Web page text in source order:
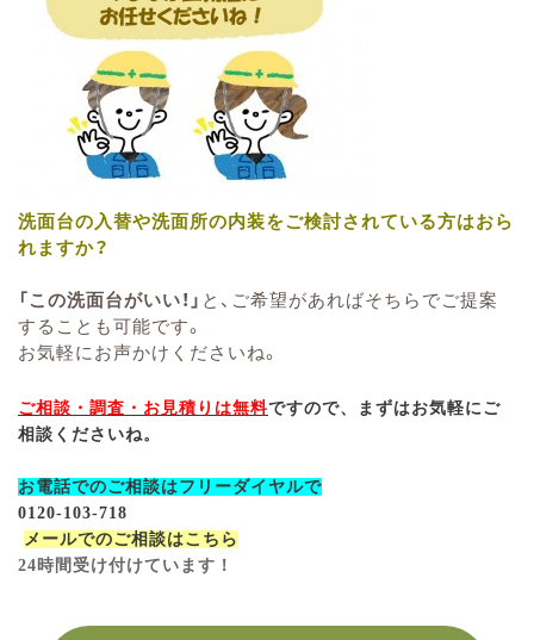
洗面台の入替や洗面所の内装をご検討されている方はおら
れますか？
「この洗面台がいい！」 と、ご希望があればそちらでご提案
することも可能です。
お気軽にお声かけくださいね。
ご相談・調査・お見積りは無料ですので、まずはお気軽にご
相談くださいね。
お電話でのご相談はフリーダイヤルで
0120-103-718
メールでのご相談はこちら
24時間受け付けています！